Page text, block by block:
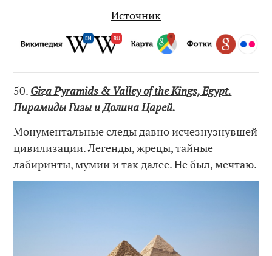
Источник
50. Giza Pyramids & Valley of the Kings, Egypt.
Пирамиды Гизы и Долина Царей.
Монументальные следы давно исчезнузнувшей
цивилизации. Легенды, жрецы, тайные
лабиринты, мумии и так далее. Не был, мечтаю.